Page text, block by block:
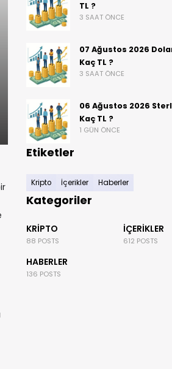
TL ?
3 SAAT ÖNCE
07 Ağustos 2026
Kaç TL ?
3 SAAT ÖNCE
06 Ağustos 2026
Kaç TL ?
1 GÜN ÖNCE
Etiketler
Kripto İçerikler Haberler
Kategoriler
KRIPTO
88 POSTS
İÇERIKLER
612 POSTS
HABERLER
136 POSTS